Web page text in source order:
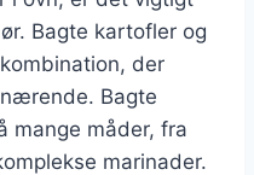
Bagte kartofler og
der
Bagte
mange måder, fra
marinader.